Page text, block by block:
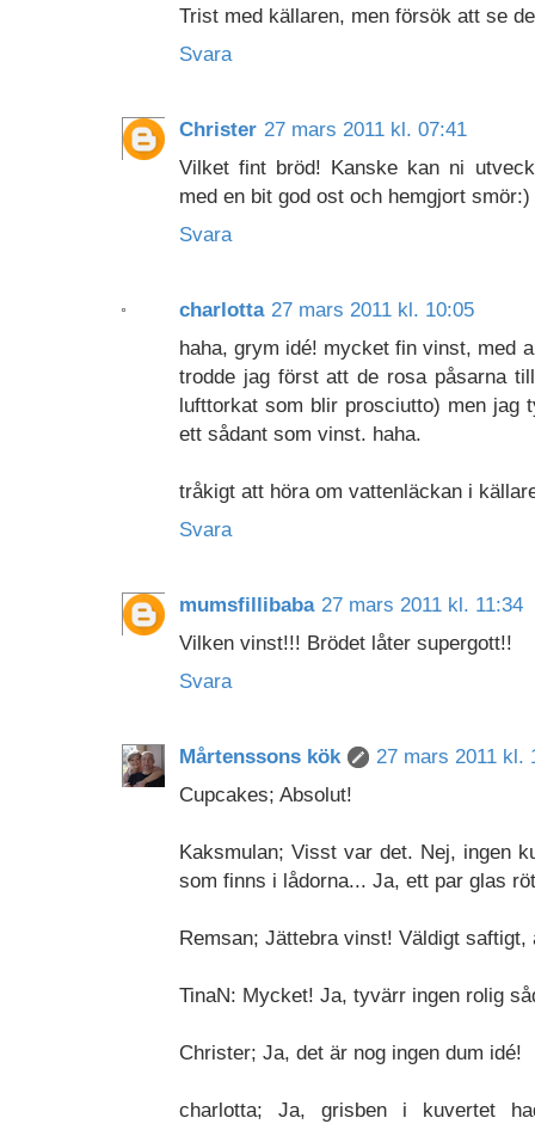
Trist med källaren, men försök att se
Svara
Christer 27 mars 2011 kl. 07:41
Vilket fint bröd! Kanske kan ni
med en bit god ost och hemgjort smör:)
Svara
charlotta 27 mars 2011 kl. 10:05
haha, grym idé! mycket fin vinst, med
trodde jag först att de rosa påsarna
lufttorkat som blir prosciutto) men
ett sådant som vinst. haha.
tråkigt att höra om vattenläckan i
Svara
mumsfillibaba 27 mars 2011 kl. 11:34
Vilken vinst!!! Brödet låter supergott!!
Svara
Mårtenssons kök
27 mars 2011 kl.
Cupcakes; Absolut!
Kaksmulan; Visst var det. Nej, ingen
som finns i lådorna... Ja, ett par glas
Remsan; Jättebra vinst! Väldigt saftigt,
TinaN: Mycket! Ja, tyvärr ingen rolig
Christer; Ja, det är nog ingen dum idé!
charlotta; Ja, grisben i kuvertet